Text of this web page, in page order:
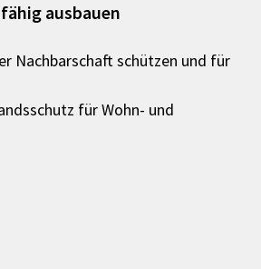
ausbauen
Nachbarschaft schützen und für
für Wohn- und